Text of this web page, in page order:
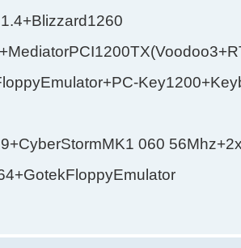
060